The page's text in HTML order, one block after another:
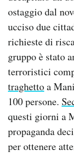
ostaggio dal
ucciso due
richieste di
gruppo è stato
terroristici
traghettoa
100 persone.
questi giorni a
propaganda
per ottenere